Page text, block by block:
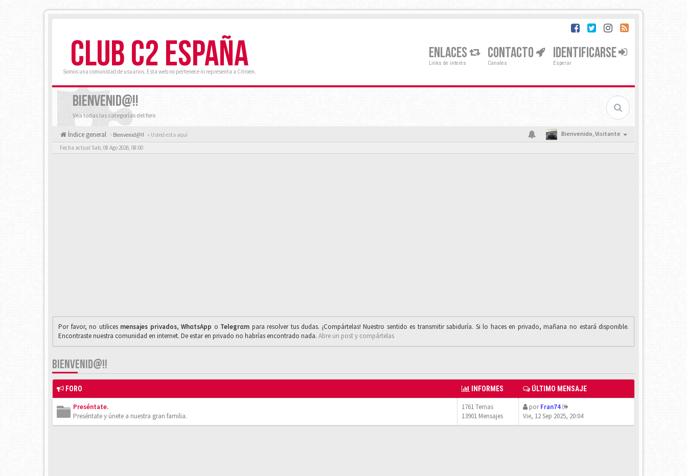
CLUB C2 ESPAÑA
Somos una comunidad de usuarios. Esta web no pertenece ni representa a Citroën.
ENLACES
Links de interés
CONTACTO
Canales
IDENTIFICARSE
Esperar
BIENVENID@!!
Vea todas las categorías del foro
Índice general Bienvenid@!! « Usted esta aquí Bienvenido,Visitante
Fecha actual Sab, 08 Ago 2026, 08:00
Por favor, no utilices mensajes privados,WhαtsApp o Telegrαm para resolver tus dudas. ¡Compártelas! Nuestro sentido es transmitir sabiduría. Si lo haces en privado, mañana no estará disponible.
Encontraste nuestra comunidad en internet. De estar en privado no habrías encontrado nada. Abre un post y compártelas
BIENVENID@!!
FORO INFORMES ÚLTIMO MENSAJE
Preséntate.
Preséntate y únete a nuestra gran familia.
1761 Temas
13901 Mensajes
porFran74
Vie, 12 Sep 2025, 20:04